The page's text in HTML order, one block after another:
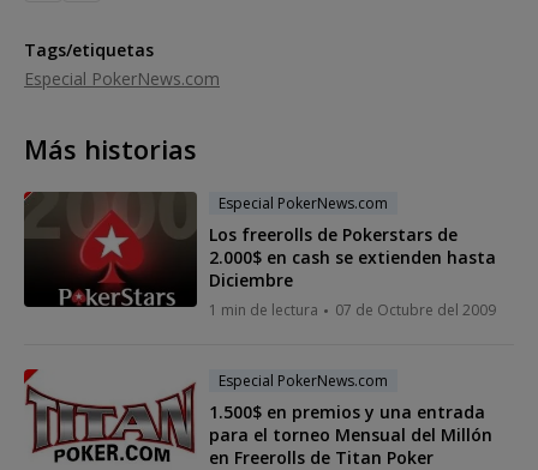
Tags/etiquetas
Especial PokerNews.com
Más historias
Especial PokerNews.com
Los freerolls de Pokerstars de
2.000$ en cash se extienden hasta
Diciembre
1 min de lectura 07 de Octubre del 2009
Especial PokerNews.com
1.500$ en premios y una entrada
para el torneo Mensual del Millón
en Freerolls de Titan Poker